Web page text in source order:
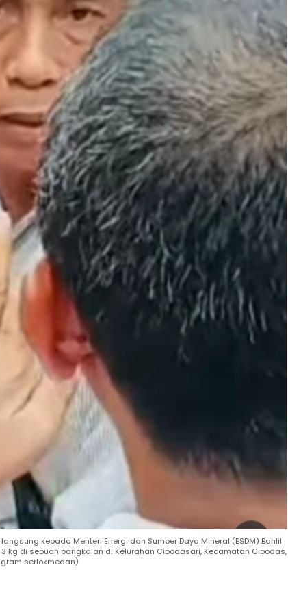
kepada Menteri Energi dan Sumber Daya Mineral (ESDM) Bahlil
kg di sebuah pangkalan di Kelurahan Cibodasari, Kecamatan Cibodas,
serlokmedan)